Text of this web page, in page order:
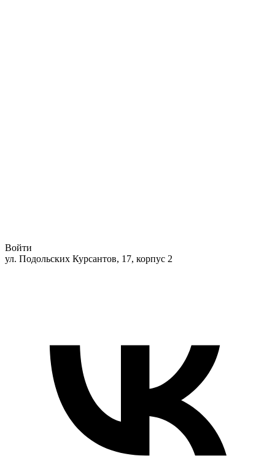
Войти
ул. Подольских Курсантов, 17, корпус 2